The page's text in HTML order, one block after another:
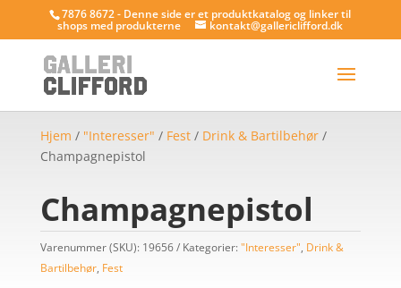
7876 8672 - Denne side er et produktkatalog og linker til
shops med produkterne kontakt@gallericlifford.dk
Hjem / "Interesser" / Fest/ Drink & Bartilbehør/
Champagnepistol
Champagnepistol
Varenummer (SKU): 19656 Kategorier: "Interesser", Drink &
Bartilbehør, Fest